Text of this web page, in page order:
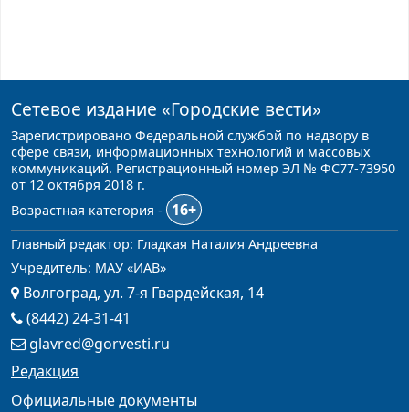
Сетевое издание «Городские вести»
Зарегистрировано Федеральной службой по надзору в
сфере связи, информационных технологий и массовых
коммуникаций. Регистрационный номер ЭЛ № ФС77-73950
от 12 октября 2018 г.
Возрастная категория -
16+
Главный редактор: Гладкая Наталия Андреевна
Учредитель: МАУ «ИАВ»
Волгоград, ул. 7-я Гвардейская, 14
(8442) 24-31-41
glavred@gorvesti.ru
Редакция
Официальные документы